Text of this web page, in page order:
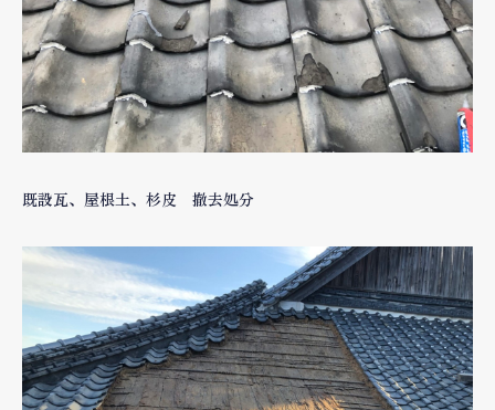
既設瓦、屋根土、杉皮 撤去処分